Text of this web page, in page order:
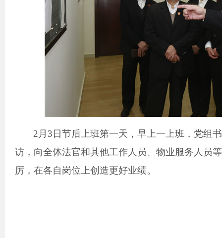
2 月 3 日节后上班第一天，早上一上班，党组
访，向全体法官和其他工作人员、物业服务人员
厉，在各自岗位上创造更好业绩。